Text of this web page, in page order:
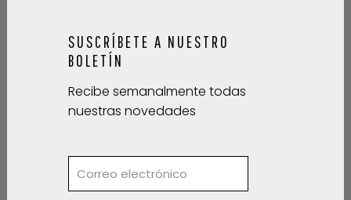
SUSCRÍBETE A NUESTRO
BOLETÍN
Recibe semanalmente todas
nuestras novedades